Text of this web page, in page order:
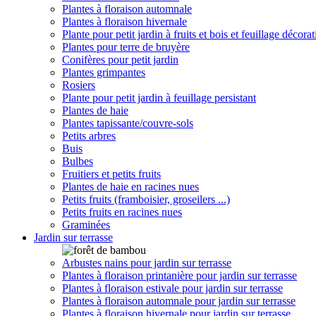
Plantes à floraison automnale
Plantes à floraison hivernale
Plante pour petit jardin à fruits et bois et feuillage
Plantes pour terre de bruyère
Conifères pour petit jardin
Plantes grimpantes
Rosiers
Plante pour petit jardin à feuillage persistant
Plantes de haie
Plantes tapissante/couvre-sols
Petits arbres
Buis
Bulbes
Fruitiers et petits fruits
Plantes de haie en racines nues
Petits fruits (framboisier, groseilers ...)
Petits fruits en racines nues
Graminées
Jardin sur terrasse
Arbustes nains pour jardin sur terrasse
Plantes à floraison printanière pour jardin sur terrasse
Plantes à floraison estivale pour jardin sur terrasse
Plantes à floraison automnale pour jardin sur terrasse
Plantes à floraison hivernale pour jardin sur terrasse